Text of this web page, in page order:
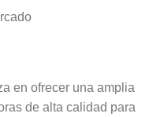
en ofrecer una amplia
de alta calidad para